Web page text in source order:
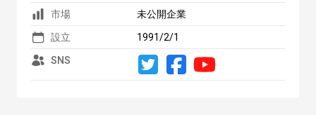
市場 未公開企業
設立 1991/2/1
SNS